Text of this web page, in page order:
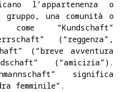
l’appartenenza o
gruppo, una comunità o
“Kundschaft”
(“reggenza”,
(“breve avventura
(“amicizia”).
significa
femminile”.